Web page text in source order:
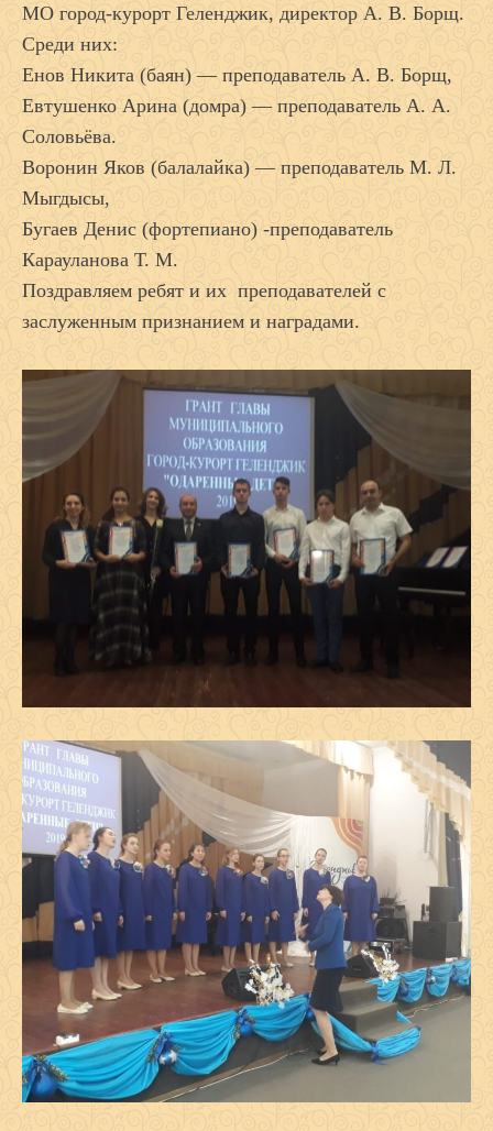
МО город-курорт Геленджик, директор А. В. Борщ.
Среди них:
Енов Никита (баян) — преподаватель А. В. Борщ,
Евтушенко Арина (домра) — преподаватель А. А.
Соловьёва.
Воронин Яков (балалайка) — преподаватель М. Л.
Мыгдысы,
Бугаев Денис (фортепиано) -преподаватель
Карауланова Т. М.
Поздравляем ребят и их преподавателей с
заслуженным признанием и наградами.